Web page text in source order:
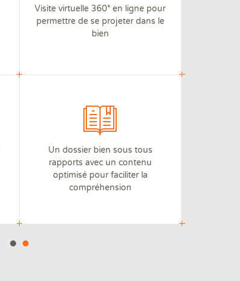
Visite virtuelle 360° en ligne pour
permettre de se projeter dans le
bien
Un dossier bien sous tous
rapports avec un contenu
optimisé pour faciliter la
compréhension